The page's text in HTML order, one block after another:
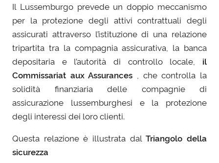
Il Lussemburgo prevede un doppio meccanismo
per la protezione degli attivi contrattuali degli
assicurati attraverso l’istituzione di una relazione
tripartita tra la compagnia assicurativa, la banca
depositaria e l’autorità di controllo locale, il
Commissariat aux Assurances
, che controlla la
solidità finanziaria delle compagnie di
assicurazione lussemburghesi e la protezione
degli interessi dei loro clienti.
Questa relazione è illustrata dalTriangolo della
sicurezza